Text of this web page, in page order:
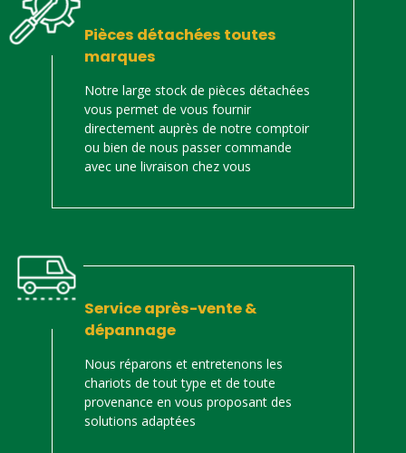
Pièces détachées toutes
marques
Notre large stock de pièces détachées
vous permet de vous fournir
directement auprès de notre comptoir
ou bien de nous passer commande
avec une livraison chez vous
Service après-vente &
dépannage
Nous réparons et entretenons les
chariots de tout type et de toute
provenance en vous proposant des
solutions adaptées